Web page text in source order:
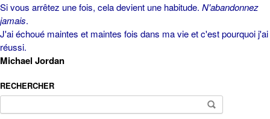
Si vous arrêtez une fois, cela devient une habitude. N'abandonnez
jamais.
J'ai échoué maintes et maintes fois dans ma vie et c'est pourquoi j'ai
réussi.
Michael Jordan
RECHERCHER